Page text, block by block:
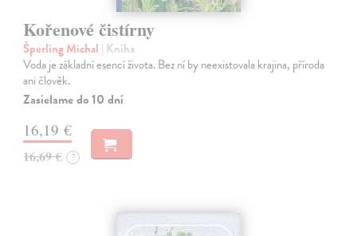
Kořenové čistírny
Šperling Michal | Kniha
Voda je základní esencí života. Bez ní by neexistovala krajina, příroda
ani člověk.
Zasielame do 10 dní
16,19 €
16,69 € ?